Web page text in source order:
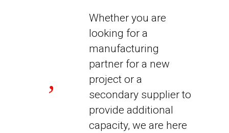
Whether you are
looking for a
manufacturing
partner for a new
project or a
secondary supplier to
provide additional
capacity, we are here